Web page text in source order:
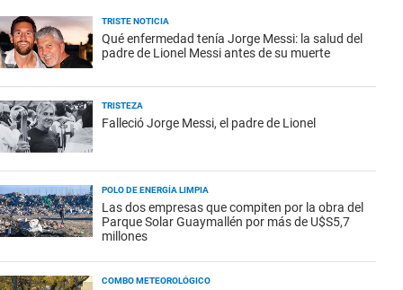
TRISTE NOTICIA
Qué enfermedad tenía Jorge Messi: la salud del
padre de Lionel Messi antes de su muerte
TRISTEZA
Falleció Jorge Messi, el padre de Lionel
POLO DE ENERGÍA LIMPIA
Las dos empresas que compiten por la obra del
Parque Solar Guaymallén por más de U$S5,7
millones
COMBO METEOROLÓGICO